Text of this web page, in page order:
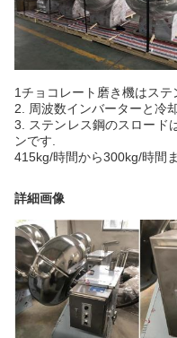
1チョコレート磨き機はステ
2. 周波数インバーターと冷
3. ステンレス鋼のスロード
ンです.
415kg/時間から300kg/時間
詳細画像